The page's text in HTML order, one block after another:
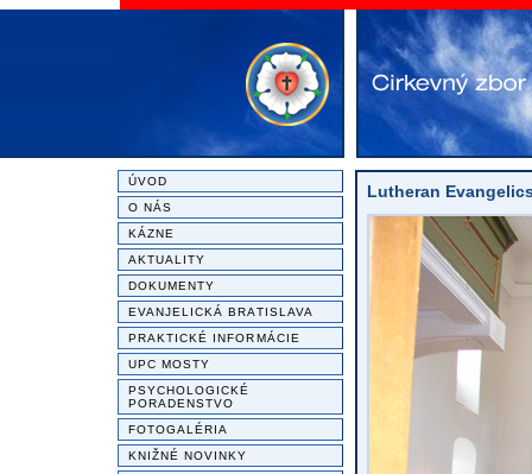
ÚVOD
O NÁS
KÁZNE
AKTUALITY
DOKUMENTY
EVANJELICKÁ BRATISLAVA
PRAKTICKÉ INFORMÁCIE
UPC MOSTY
PSYCHOLOGICKÉ
PORADENSTVO
FOTOGALÉRIA
KNIŽNÉ NOVINKY
Lutheran